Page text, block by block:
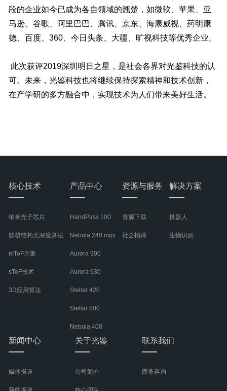
段的企业如今已成为各自领域的翘楚，如微软、苹果、亚
马逊、谷歌、阿里巴巴、腾讯、京东、海康威视、药明康
德、百度、360、今日头条、大疆、旷视科技等优秀企业。
此次获评2019深圳明日之星，是社会各界对光鉴科技的认
可。未来，光鉴科技也将继续保持探索精神和技术创新，
在产学研的多方融合中，实现技术为人们带来美好生活。
核心技术
纳米光子芯片
软核结构光深度算法
mToF方案
sToF技术
3D应用算法
产品中心
HandPass 100
Nebula 240 mipi
Aurora 900
Aurora 930
Stellar 420
Stellar 800
Nebula 400
资源与服务
资源下载
社会招聘
解决方案
机器人
生物识别
新闻中心
媒体报道
关于光鉴
公司简介
联系我们
商务咨询